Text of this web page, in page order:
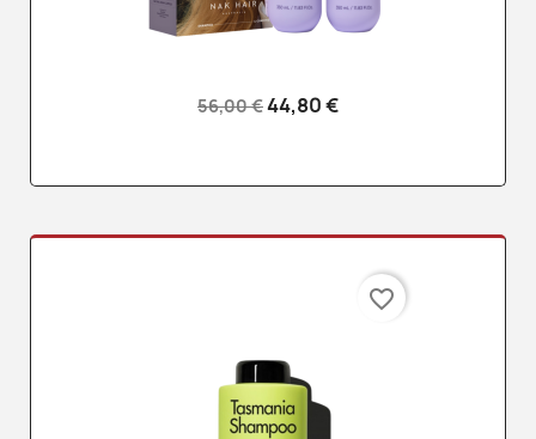
56,00 €44,80 €
favorite_border